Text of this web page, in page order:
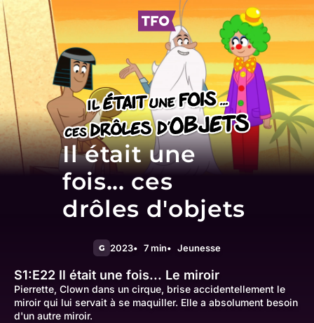
Il était une
fois... ces
drôles d'objets
G 2023 7 min Jeunesse
S1:E22 Il était une fois... Le miroir
Pierrette, Clown dans un cirque, brise accidentellement le
miroir qui lui servait à se maquiller. Elle a absolument besoin
d'un autre miroir.